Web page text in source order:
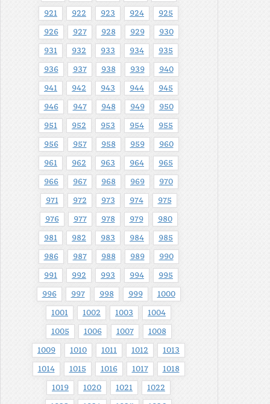
921 922 923 924 925
926 927 928 929 930
931 932 933 934 935
936 937 938 939 940
941 942 943 944 945
946 947 948 949 950
951 952 953 954 955
956 957 958 959 960
961 962 963 964 965
966 967 968 969 970
971 972 973 974 975
976 977 978 979 980
981 982 983 984 985
986 987 988 989 990
991 992 993 994 995
996 997 998 999 1000
1001 1002 1003 1004
1005 1006 1007 1008
1009 1010 1011 1012 1013
1014 1015 1016 1017 1018
1019 1020 1021 1022